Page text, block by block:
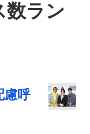
数ラン
慮呼